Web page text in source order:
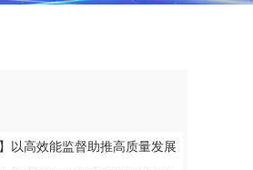
以高效能监督助推高质量发展